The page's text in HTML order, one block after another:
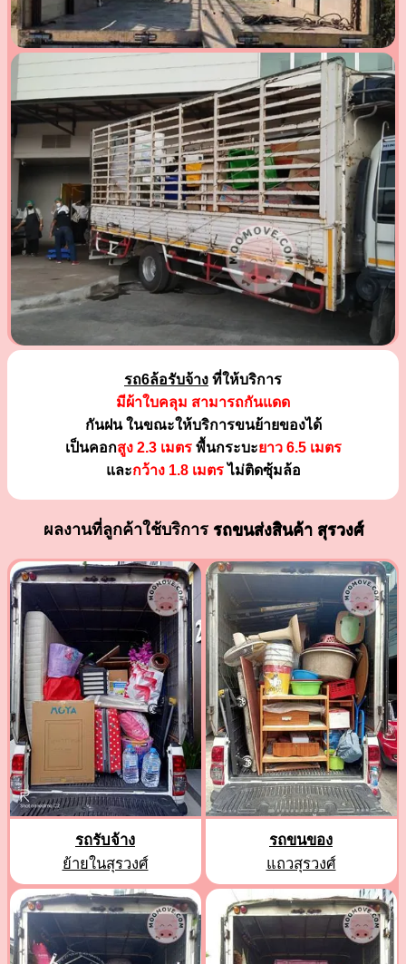
รถ6ล้อรับจ้าง ที่ให้บริการ
มีผ้าใบคลุม สามารถกันแดด
กันฝน ในขณะให้บริการขนย้ายของได้
เป็นคอกสูง 2.3 เมตรพื้นกระบะยาว 6.5 เมตร
และกว้าง 1.8 เมตรไม่ติดซุ้มล้อ
ผลงานที่ลูกค้าใช้บริการ รถขนส่งสินค้า สุรวงศ์
รถรับจ้าง
ย้ายในสุรวงศ์
รถขนของ
แถวสุรวงศ์